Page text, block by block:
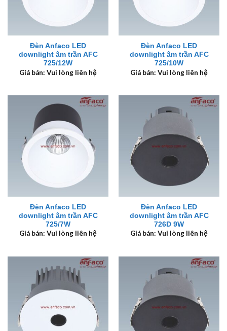
Đèn Anfaco LED
downlight âm trần AFC
725/12W
Giá bán: Vui lòng liên hệ
Đèn Anfaco LED
downlight âm trần AFC
725/10W
Giá bán: Vui lòng liên hệ
Đèn Anfaco LED
downlight âm trần AFC
725/7W
Giá bán: Vui lòng liên hệ
Đèn Anfaco LED
downlight âm trần AFC
726D 9W
Giá bán: Vui lòng liên hệ